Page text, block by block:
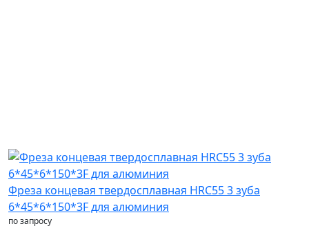
Фреза концевая твердосплавная HRC55 3 зуба
6*45*6*150*3F для алюминия
по запросу